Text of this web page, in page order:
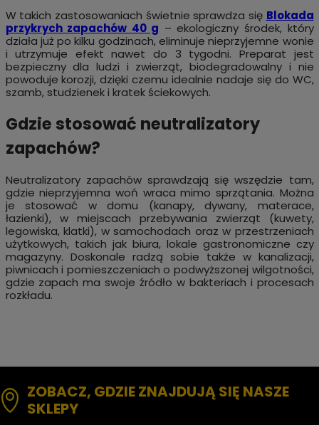
W takich zastosowaniach świetnie sprawdza się Blokada
przykrych zapachów 40 g – ekologiczny środek, który
działa już po kilku godzinach, eliminuje nieprzyjemne wonie
i utrzymuje efekt nawet do 3 tygodni. Preparat jest
bezpieczny dla ludzi i zwierząt, biodegradowalny i nie
powoduje korozji, dzięki czemu idealnie nadaje się do WC,
szamb, studzienek i kratek ściekowych.
Gdzie stosować neutralizatory
zapachów?
Neutralizatory zapachów sprawdzają się wszędzie tam,
gdzie nieprzyjemna woń wraca mimo sprzątania. Można
je stosować w domu (kanapy, dywany, materace,
łazienki), w miejscach przebywania zwierząt (kuwety,
legowiska, klatki), w samochodach oraz w przestrzeniach
użytkowych, takich jak biura, lokale gastronomiczne czy
magazyny. Doskonale radzą sobie także w kanalizacji,
piwnicach i pomieszczeniach o podwyższonej wilgotności,
gdzie zapach ma swoje źródło w bakteriach i procesach
rozkładu.
ZOBACZ, GDZIE ZNAJDUJĄ SIĘ NASZE
SKLEPY